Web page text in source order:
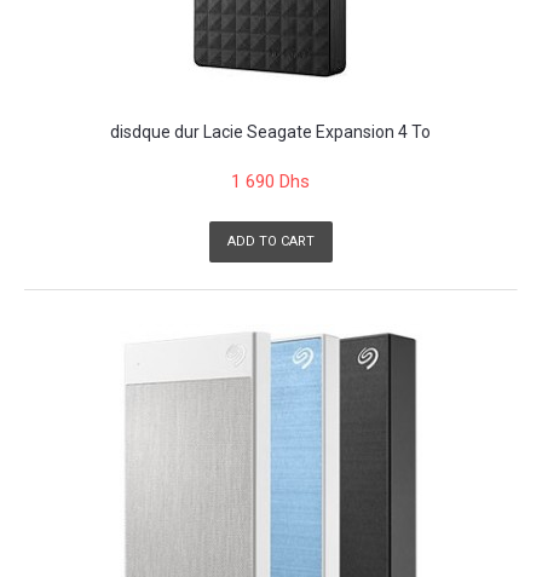
disdque dur Lacie Seagate Expansion 4 To
1 690 Dhs
ADD TO CART